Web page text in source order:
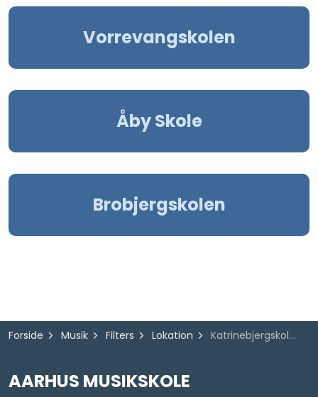
Vorrevangskolen
Åby Skole
Brobjergskolen
Forside Musik Filters Lokation Katrinebjergskolen
AARHUS MUSIKSKOLE